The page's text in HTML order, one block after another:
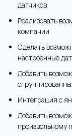
датчиков
Реализовать
компании
Сделать
настроенные
Добавить
Интеграция с
Добавить
произвольному